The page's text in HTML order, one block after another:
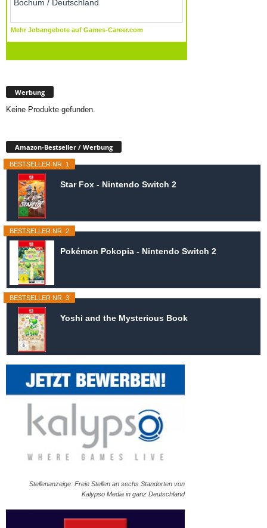
Werbung
Keine Produkte gefunden.
Amazon-Bestseller / Werbung
BESTSELLER NR. 1
Star Fox - Nintendo Switch 2
BESTSELLER NR. 2
Pokémon Pokopia - Nintendo Switch 2
BESTSELLER NR. 3
Yoshi and the Mysterious Book
Stellenanzeige: Freie Stellen an sechs Standorten von
Kalypso Media in ganz Deutschland